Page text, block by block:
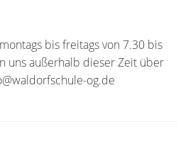
bis freitags von 7.30 bis
uns außerhalb dieser Zeit über
og.de